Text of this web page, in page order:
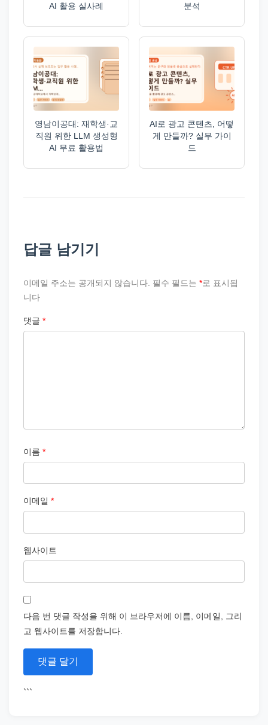
AI 활용 실사례
분석
영남이공대: 재학생·교
직원 위한 LLM 생성형
AI 무료 활용법
AI로 광고 콘텐츠, 어떻
게 만들까? 실무 가이
드
답글 남기기
이메일 주소는 공개되지 않습니다. 필수 필드는 *로 표시됩
니다
댓글 *
이름 *
이메일 *
웹사이트
다음 번 댓글 작성을 위해 이 브라우저에 이름, 이메일, 그리
고 웹사이트를 저장합니다.
```